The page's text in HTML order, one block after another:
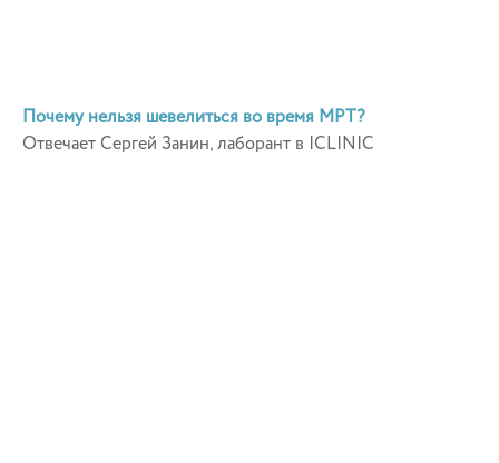
Почему нельзя шевелиться во время МРТ?
Отвечает Сергей Занин, лаборант в ICLINIC